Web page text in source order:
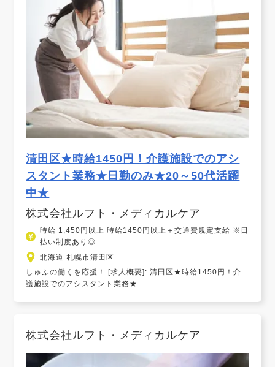
清田区★時給1450円！介護施設でのアシ
スタント業務★日勤のみ★20～50代活躍
中★
株式会社ルフト・メディカルケア
時給 1,450円以上 時給1450円以上＋交通費規定支給 ※日
払い制度あり◎
北海道 札幌市清田区
しゅふの働くを応援！ [求人概要]: 清田区★時給1450円！介
護施設でのアシスタント業務★...
株式会社ルフト・メディカルケア